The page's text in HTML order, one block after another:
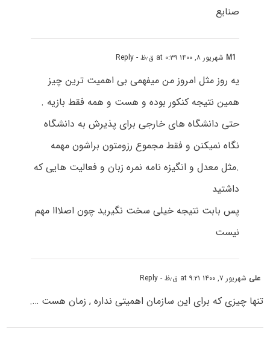
صنایع
M1شهریور ۸, ۱۴۰۰ at ۰:۳۹ ق٫ظ - Reply
یه روز مثل امروز من میفهمی بی اهمیت ترین چیز
همین نتیجه کنکور بوده و هست و همه فقط بازیه .
حتی دانشگاه های خارجی برای پذیرش به دانشگاه
نگاه نمیکنن و فقط مجموع رزومتون براشون مهمه
.مثل معدل و انگیزه نامه نمره زبان و فعالیت هایی که
داشتید
پس بابت نتیجه خیلی سخت نگیرید چون اصلااا مهم
نیست
علی شهریور ۷, ۱۴۰۰ at ۹:۲۱ ق٫ظ - Reply
تنها چیزی که برای این سازمان اهمیتی نداره , زمان هست ….